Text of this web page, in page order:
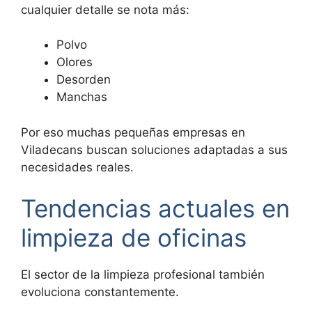
cualquier detalle se nota más:
Polvo
Olores
Desorden
Manchas
Por eso muchas pequeñas empresas en
Viladecans buscan soluciones adaptadas a sus
necesidades reales.
Tendencias actuales en
limpieza de oficinas
El sector de la limpieza profesional también
evoluciona constantemente.